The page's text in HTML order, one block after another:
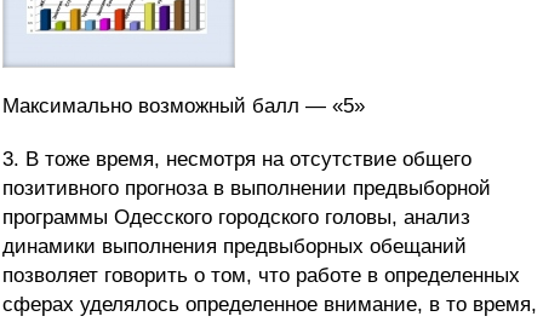
Максимально возможный балл — «5»
3. В тоже время, несмотря на отсутствие общего
позитивного прогноза в выполнении предвыборной
программы Одесского городского головы, анализ
динамики выполнения предвыборных обещаний
позволяет говорить о том, что работе в определенных
сферах уделялось определенное внимание, в то время,